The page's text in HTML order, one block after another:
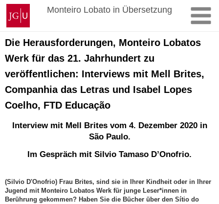
Zum
Inhalt
springen
Johannes
Gutenberg-
Universität
Mainz
Monteiro Lobato in Übersetzung
Die Herausforderungen, Monteiro Lobatos
Werk für das 21. Jahrhundert zu
veröffentlichen: Interviews mit Mell Brites,
Companhia das Letras und Isabel Lopes
Coelho, FTD Educação
Interview mit Mell Brites vom 4. Dezember 2020 in
São Paulo.
Im Gespräch mit Silvio Tamaso D’Onofrio.
(Silvio D'Onofrio) Frau Brites, sind sie in Ihrer Kindheit oder in Ihrer
Jugend mit Monteiro Lobatos Werk für junge Leser*innen in
Berührung gekommen? Haben Sie die Bücher über den Sítio do